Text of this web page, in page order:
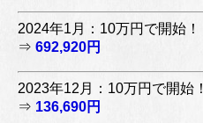
2024年1月：10万円で開始！
⇒ 692,920円
2023年12月：10万円で開始！
⇒ 136,690円